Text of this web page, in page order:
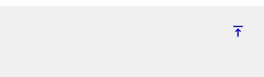
vertical_align_top